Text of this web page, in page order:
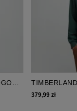
BADGE
379,99 zł